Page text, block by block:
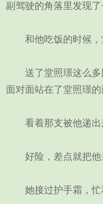
副驾驶的角落里发现了
和他吃饭的时候，
送了堂照璟这么多
面对面站在了堂照璟的
看着那支被他递出
好险，差点就把他
她接过护手霜，忙